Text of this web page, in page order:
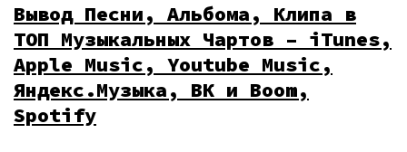
Вывод Песни, Альбома, Клипа в
ТОП Музыкальных Чартов – iTunes,
Apple Music, Youtube Music,
Яндекс.Музыка, ВК и Boom,
Spotify